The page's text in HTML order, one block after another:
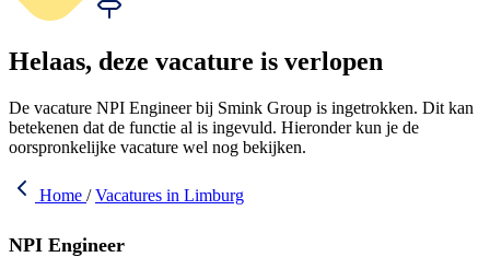
Helaas, deze vacature is verlopen
De vacature NPI Engineer bij Smink Group is ingetrokken. Dit kan
betekenen dat de functie al is ingevuld. Hieronder kun je de
oorspronkelijke vacature wel nog bekijken.
Home / Vacatures in Limburg
NPI Engineer